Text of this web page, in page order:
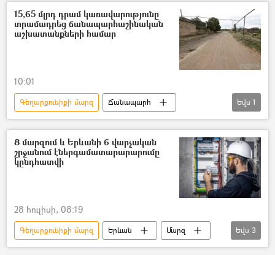
15,65 մլրդ դրամ կառավարությունը
տրամադրեց ճանապարհաշինական
աշխատանքների համար
10:01
Գեղարքունիքի մարզ
Ճանապարհ
ՀՀ կառավարություն
Եվս 1
8 մարզում և Երևանի 6 վարչական
շրջանում էներգամատարարարումը
կընդհատվի
28 հուլիսի, 08:19
Գեղարքունիքի մարզ Երևան
Մարզ
Հայաստանի էլեկտրական ցանցեր (ՀԷՑ)
Եվս 3